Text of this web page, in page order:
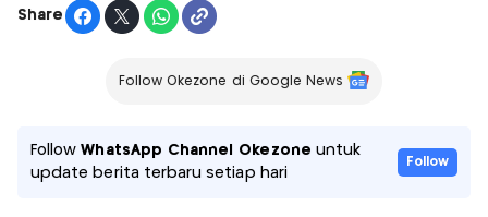
Share
Follow Okezone di Google News
FollowWhatsApp Channel Okezone untuk
update berita terbaru setiap hari
Follow